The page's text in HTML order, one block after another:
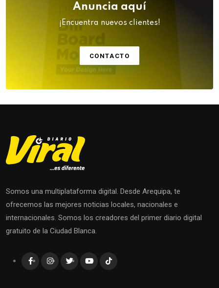
Anuncia aquí
¡Encuentra nuevos clientes!
CONTACTO
Somos una multiplataforma digital. Desde Arequipa, te
ofrecemos las mejores noticias locales, nacionales e
internacionales. Somos los creadores del primer diario digital
gratuito de la Ciudad Blanca.